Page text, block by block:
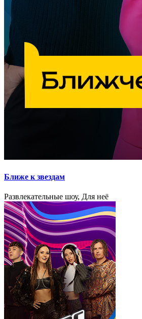
Ближе к звездам
Развлекательные шоу, Для неё